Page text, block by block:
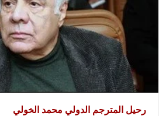
رحيل المترجم الدولي محمد الخولي